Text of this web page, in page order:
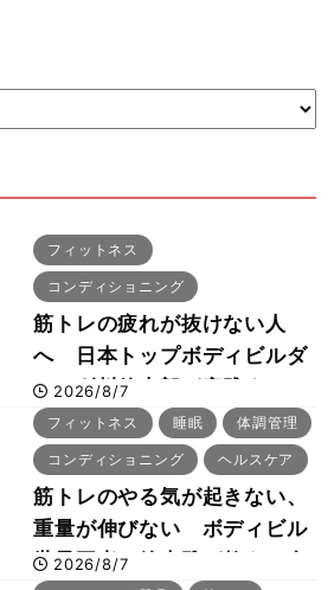
フィットネス
コンディショニング
筋トレの疲れが抜けない人
へ 日本トップボディビルダ
ー・刈川啓志郎が実践する
「回復習慣」
2026/8/7
フィットネス 睡眠 体調管理
コンディショニング ヘルスケア
筋トレのやる気が起きない、
重量が伸びない ボディビル
世界王者・鈴木雅が教える食
2026/8/7